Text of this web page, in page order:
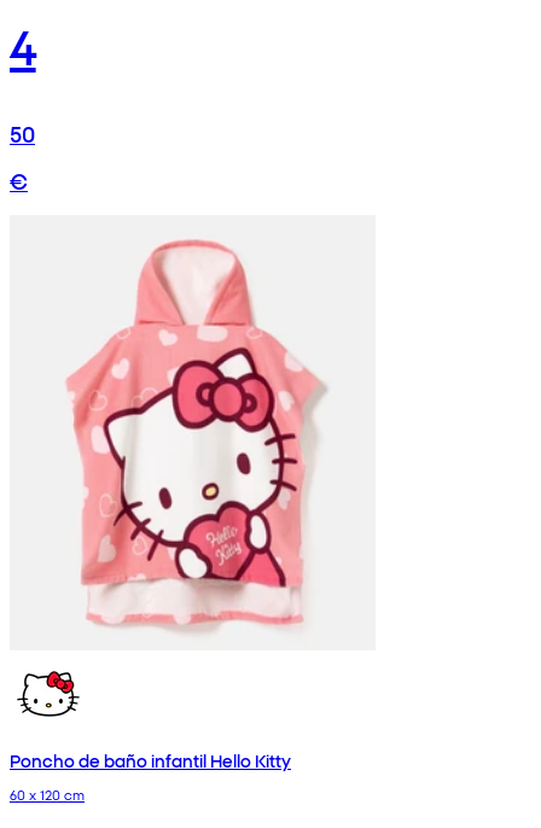
4
50
€
Poncho de baño infantil Hello Kitty
60 x 120 cm